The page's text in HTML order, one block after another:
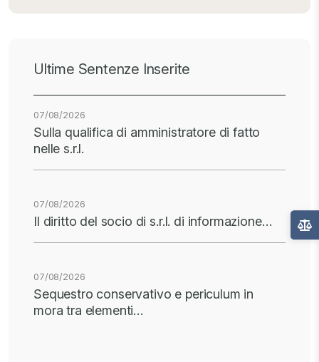
Ultime Sentenze Inserite
07/08/2026
Sulla qualifica di amministratore di fatto
nelle s.r.l.
07/08/2026
Il diritto del socio di s.r.l. di informazione…
07/08/2026
Sequestro conservativo e periculum in
mora tra elementi…